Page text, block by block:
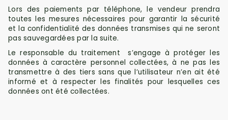
Lors des paiements par téléphone, le vendeur prendra
toutes les mesures nécessaires pour garantir la sécurité
et la confidentialité des données transmises qui ne seront
pas sauvegardées par la suite.
Le responsable du traitement s’engage à protéger les
données à caractère personnel collectées, à ne pas les
transmettre à des tiers sans que l’utilisateur n’en ait été
informé et à respecter les finalités pour lesquelles ces
données ont été collectées.